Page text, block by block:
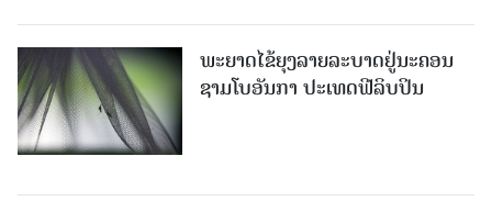
ພະຍາດໄຂ້ຍຸງລາຍລະບາດຢູ່ນະຄອນ
ຊາມໂບ​ອັນກາ ປະເທດຟີລິບປິນ